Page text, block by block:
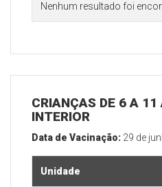
Nenhum resultado foi
CRIANÇAS DE 6 A
INTERIOR
Data de Vacinação: 29 de
Unidade